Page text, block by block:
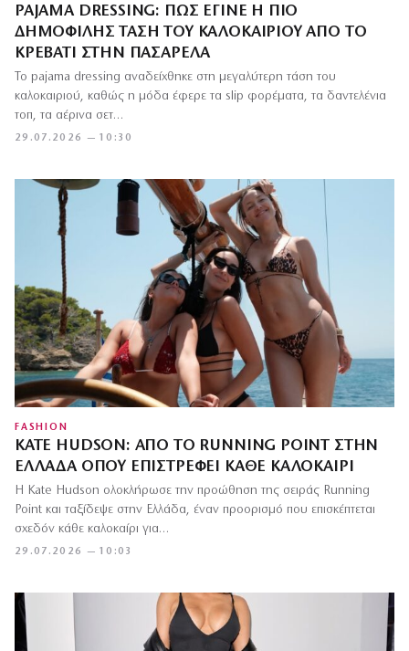
PAJAMA DRESSING: ΠΏΣ ΈΓΙΝΕ Η ΠΙΟ
ΔΗΜΟΦΙΛΉΣ ΤΆΣΗ ΤΟΥ ΚΑΛΟΚΑΙΡΙΟΎ ΑΠΌ ΤΟ
ΚΡΕΒΆΤΙ ΣΤΗΝ ΠΑΣΑΡΈΛΑ
29.07.2026 — 10:30
Το pajama dressing αναδείχθηκε στη μεγαλύτερη τάση του
καλοκαιριού, καθώς η μόδα έφερε τα slip φορέματα, τα δαντελένια
τοπ, τα αέρινα σετ…
FASHION
KATE HUDSON: ΑΠΌ ΤΟ RUNNING POINT ΣΤΗΝ
ΕΛΛΆΔΑ ΌΠΟΥ ΕΠΙΣΤΡΈΦΕΙ ΚΆΘΕ ΚΑΛΟΚΑΊΡΙ
29.07.2026 — 10:03
Η Kate Hudson ολοκλήρωσε την προώθηση της σειράς Running
Point και ταξίδεψε στην Ελλάδα, έναν προορισμό που επισκέπτεται
σχεδόν κάθε καλοκαίρι για…